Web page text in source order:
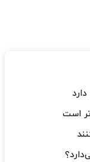
است